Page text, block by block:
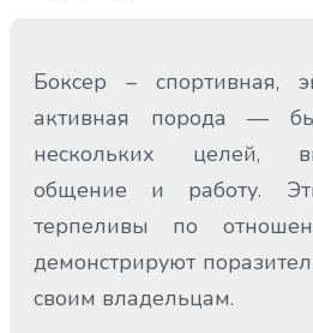
Боксер – спортивная,
активная порода —
нескольких целей,
общение и работу.
терпеливы по
демонстрируют
своим владельцам.